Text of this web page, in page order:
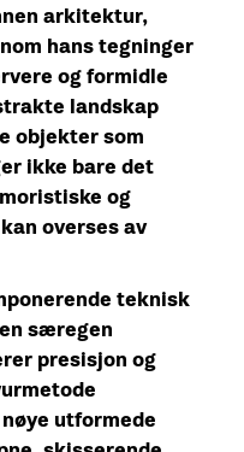
arkitektur,
hans tegninger
og formidle
landskap
objekter som
ikke bare det
og
overses av
teknisk
særegen
presisjon og
utformede